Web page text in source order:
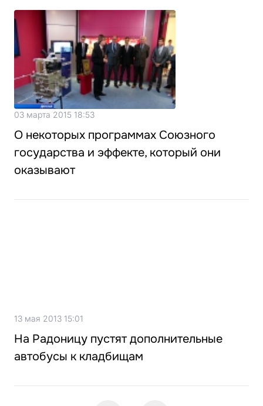
03 марта 2015 18:53
О некоторых программах Союзного
государства и эффекте, который они
оказывают
13 мая 2013 15:01
На Радоницу пустят дополнительные
автобусы к кладбищам